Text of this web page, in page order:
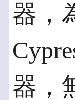
器，
器，